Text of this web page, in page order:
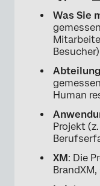
Was Sie
Abteilung
Human
Projekt
XM: Die